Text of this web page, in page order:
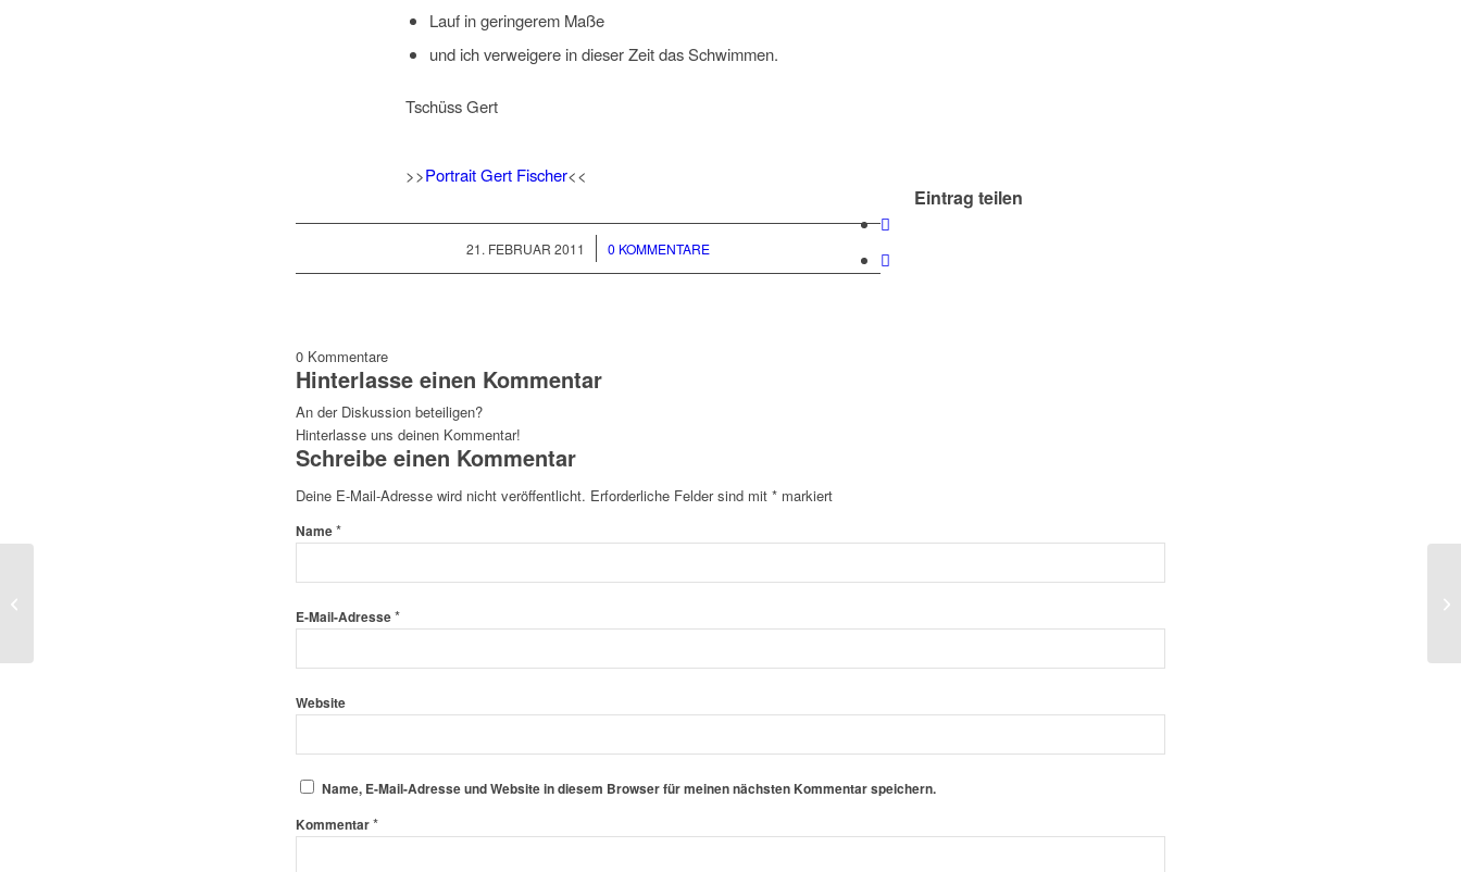
Lauf in geringerem Maße
und ich verweigere in dieser Zeit das Schwimmen.
Tschüss Gert
>>Portrait Gert Fischer<<
21. FEBRUAR 2011
/ 0 KOMMENTARE
Eintrag teilen
0 Kommentare
Hinterlasse einen Kommentar
An der Diskussion beteiligen?
Hinterlasse uns deinen Kommentar!
Schreibe einen Kommentar
Deine E-Mail-Adresse wird nicht veröffentlicht. Erforderliche Felder sind mit * markiert
Name*
E-Mail-Adresse*
Website
Name, E-Mail-Adresse und Website in diesem Browser für meinen nächsten Kommentar speichern.
Kommentar*